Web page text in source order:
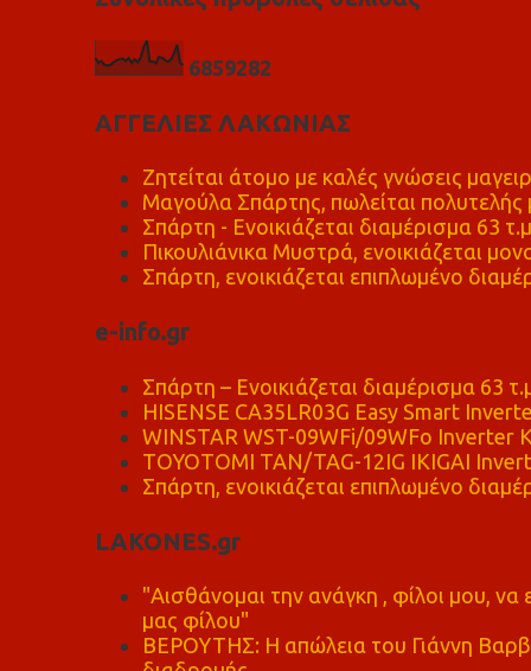
6859282
ΑΓΓΕΛΙΕΣ ΛΑΚΩΝΙΑΣ
Ζητείται άτομο με καλές γνώσεις
Μαγούλα Σπάρτης, πωλείται πολυτελής
Σπάρτη - Ενοικιάζεται διαμέρισμα 63 τ.μ
Πικουλιάνικα Μυστρά, ενοικιάζεται
Σπάρτη, ενοικιάζεται επιπλωμένο
e-info.gr
Σπάρτη – Ενοικιάζεται διαμέρισμα 63
HISENSE CA35LR03G Easy Smart
WINSTAR WST-09WFi/09WFo Inverter
TOYOTOMI TAN/TAG-12IG IKIGAI
Σπάρτη, ενοικιάζεται επιπλωμένο
LAKONES.gr
"Αισθάνομαι την ανάγκη , φίλοι μου,
μας φίλου"
ΒΕΡΟΥΤΗΣ: Η απώλεια του Γιάννη